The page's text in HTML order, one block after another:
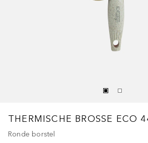
THERMISCHE BROSSE ECO
Ronde borstel